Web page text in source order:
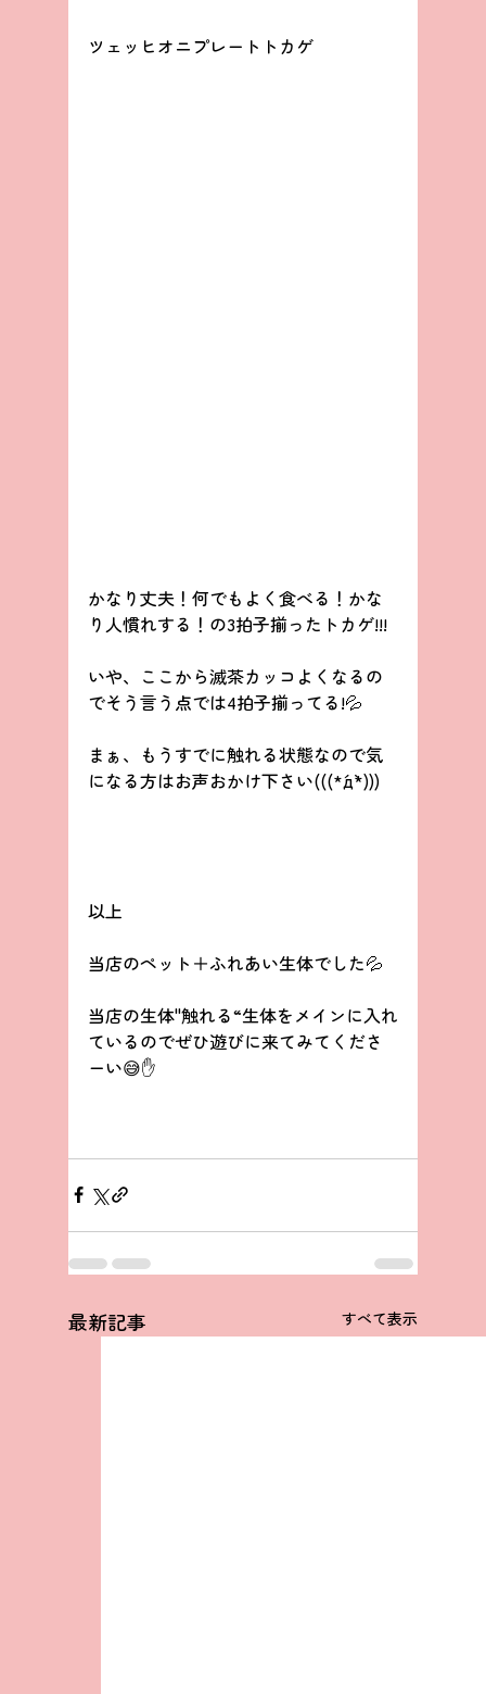
ツェッヒオニプレートトカゲ
かなり丈夫！何でもよく食べる！かな
り人慣れする！の3拍子揃ったトカゲ!!!
いや、ここから滅茶カッコよくなるの
でそう言う点では4拍子揃ってる!💦
まぁ、もうすでに触れる状態なので気
になる方はお声おかけ下さい(((*´д`*)))
以上
当店のペット＋ふれあい生体でした💦
当店の生体"触れる“生体をメインに入れ
ているのでぜひ遊びに来てみてくださ
ーい😅✋
最新記事 すべて表示